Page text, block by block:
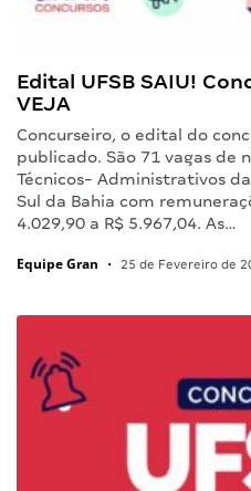
Edital UFSB SAIU!
VEJA
Concurseiro, o edital do
publicado. São 71 vagas de
Técnicos- Administrativos
Sul da Bahia com
4.029,90 a R$ 5.967,04. As…
Equipe Gran • 25 de Fevereiro de